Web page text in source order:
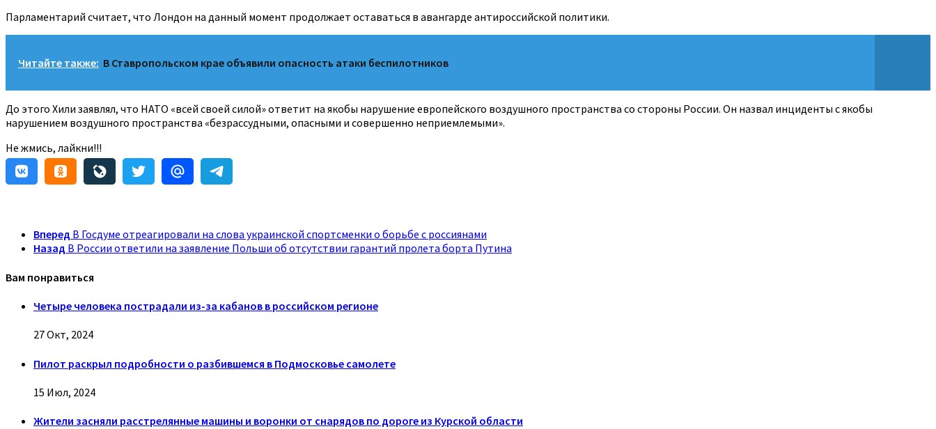
Парламентарий считает, что Лондон на данный момент продолжает оставаться в авангарде антироссийской политики.
Читайте также: В Ставропольском крае объявили опасность атаки беспилотников
До этого Хили заявлял, что НАТО «всей своей силой» ответит на якобы нарушение европейского воздушного пространства со стороны России. Он назвал инциденты с якобы
нарушением воздушного пространства «безрассудными, опасными и совершенно неприемлемыми».
Не жмись, лайкни!!!
Вперед В Госдуме отреагировали на слова украинской спортсменки о борьбе с россиянами
Назад В России ответили на заявление Польши об отсутствии гарантий пролета борта Путина
Вам понравиться
Четыре человека пострадали из-за кабанов в российском регионе
27 Окт, 2024
Пилот раскрыл подробности о разбившемся в Подмосковье самолете
15 Июл, 2024
Жители засняли расстрелянные машины и воронки от снарядов по дороге из Курской области